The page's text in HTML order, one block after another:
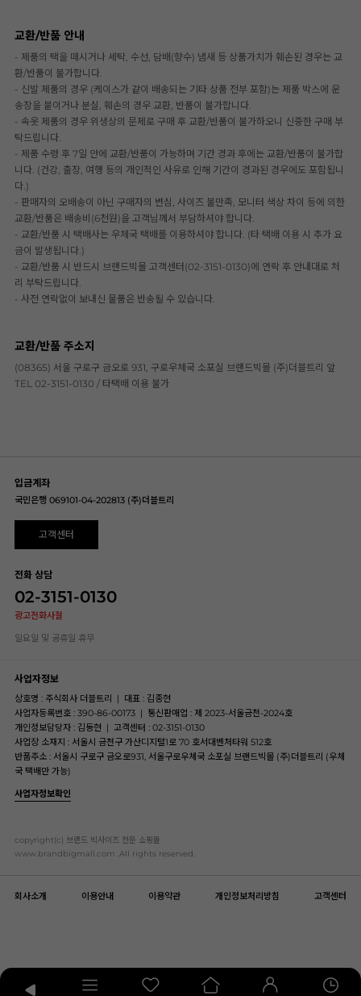
교환/반품 안내
- 제품의 택을 떼시거나 세탁, 수선, 담배(향수) 냄새 등 상품가치가 훼손된 경우는 교
환/반품이 불가합니다.
- 신발 제품의 경우 (케이스가 같이 배송되는 기타 상품 전부 포함)는 제품 박스에 운
송장을 붙이거나 분실, 훼손의 경우 교환, 반품이 불가합니다.
- 속옷 제품의 경우 위생상의 문제로 구매 후 교환/반품이 불가하오니 신중한 구매 부
탁드립니다.
- 제품 수령 후 7일 안에 교환/반품이 가능하며 기간 경과 후에는 교환/반품이 불가합
니다. (건강, 출장, 여행 등의 개인적인 사유로 인해 기간이 경과된 경우에도 포함됩니
다.)
- 판매자의 오배송이 아닌 구매자의 변심, 사이즈 불만족, 모니터 색상 차이 등에 의한
교환/반품은 배송비(6천원)을 고객님께서 부담하셔야 합니다.
- 교환/반품 시 택배사는 우체국 택배를 이용하셔야 합니다. (타 택배 이용 시 추가 요
금이 발생됩니다.)
- 교환/반품 시 반드시 브랜드빅몰 고객센터(02-3151-0130)에 연락 후 안내대로 처
리 부탁드립니다.
- 사전 연락없이 보내신 물품은 반송될 수 있습니다.
교환/반품 주소지
(08365) 서울 구로구 금오로 931, 구로우체국 소포실 브랜드빅몰 (주)더블트리 앞
TEL 02-3151-0130 / 타택배 이용 불가
입금계좌
국민은행 069101-04-202813 (주)더블트리
고객센터
전화 상담
02-3151-0130
광고전화사절
일요일 및 공휴일 휴무
사업자정보
상호명 : 주식회사 더블트리 | 대표 : 김종현
사업자등록번호 : 390-86-00173 | 통신판매업 : 제 2023-서울금천-2024호
개인정보담당자 : 김동현 | 고객센터 : 02-3151-0130
사업장 소재지 : 서울시 금천구 가산디지털1로 70 호서대벤처타워 512호
반품주소 : 서울시 구로구 금오로931, 서울구로우체국 소포실 브랜드빅몰 (주)더블트리 (우체
국 택배만 가능)
사업자정보확인
copyright(c) 브랜드 빅사이즈 전문 쇼핑몰
www.brandbigmall.com .All rights reserved.
회사소개 이용안내 이용약관 개인정보처리방침 고객센터